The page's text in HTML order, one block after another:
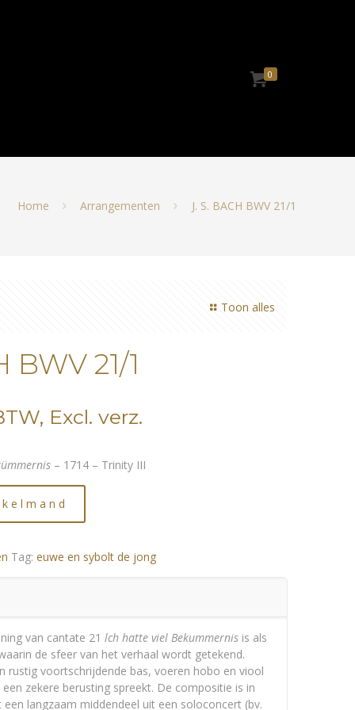
0
Home Arrangementen J. S. BACH BWV 21/1
Toon alles
BWV 21/1
Excl. verz.
– 1714 – Trinity III
Tag:euwe en sybolt de jong
van cantate 21lch hatte viel Bekummernis is als
de sfeer van het verhaal wordt getekend.
rustig voortschrijdende bas, voeren hobo en viool
zekere berusting spreekt. De compositie is in
langzaam middendeel uit een soloconcert (bv.